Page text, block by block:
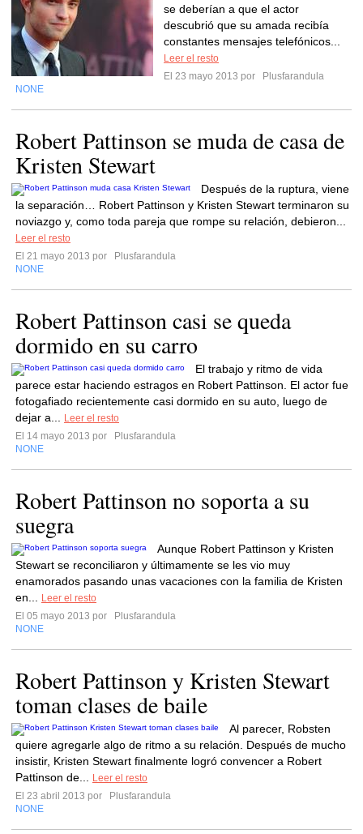
se deberían a que el actor
descubrió que su amada recibía
constantes mensajes telefónicos...
Leer el resto
El 23 mayo 2013 por
Plusfarandula
NONE
Robert Pattinson se muda de casa de
Kristen Stewart
Después de la ruptura, viene
la separación… Robert Pattinson y Kristen Stewart terminaron su
noviazgo y, como toda pareja que rompe su relación, debieron...
Leer el resto
El 21 mayo 2013 por
Plusfarandula
NONE
Robert Pattinson casi se queda
dormido en su carro
El trabajo y ritmo de vida
parece estar haciendo estragos en Robert Pattinson. El actor fue
fotogafiado recientemente casi dormido en su auto, luego de
dejar a...
Leer el resto
El 14 mayo 2013 por
Plusfarandula
NONE
Robert Pattinson no soporta a su
suegra
Aunque Robert Pattinson y Kristen
Stewart se reconciliaron y últimamente se les vio muy
enamorados pasando unas vacaciones con la familia de Kristen
en...
Leer el resto
El 05 mayo 2013 por
Plusfarandula
NONE
Robert Pattinson y Kristen Stewart
toman clases de baile
Al parecer, Robsten
quiere agregarle algo de ritmo a su relación. Después de mucho
insistir, Kristen Stewart finalmente logró convencer a Robert
Pattinson de...
Leer el resto
El 23 abril 2013 por
Plusfarandula
NONE